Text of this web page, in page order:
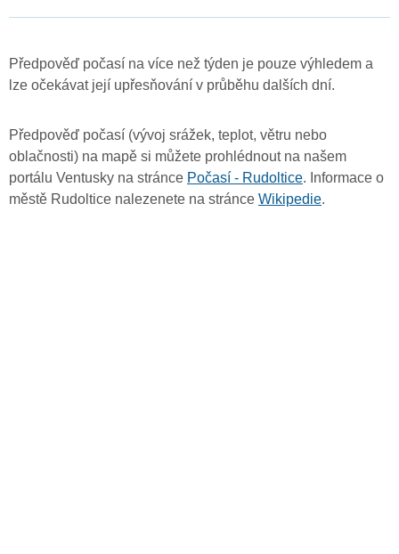
Předpověď počasí na více než týden je pouze výhledem a
lze očekávat její upřesňování v průběhu dalších dní.
Předpověď počasí (vývoj srážek, teplot, větru nebo
oblačnosti) na mapě si můžete prohlédnout na našem
portálu Ventusky na stránce Počasí - Rudoltice. Informace o
městě Rudoltice nalezenete na stránce Wikipedie.